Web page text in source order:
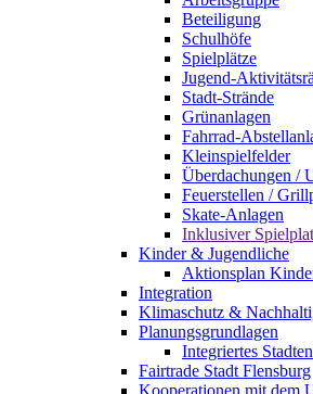
Beteiligung
Schulhöfe
Spielplätze
Jugend-
Stadt-Strände
Grünanlagen
Fahrrad-
Kleinspielfelder
Überdachungen /
Feuerstellen /
Skate-Anlagen
Inklusiver
Kinder & Jugendliche
Aktionsplan
Integration
Klimaschutz &
Planungsgrundlagen
Integriertes
Fairtrade Stadt Flensburg
Kooperationen mit dem